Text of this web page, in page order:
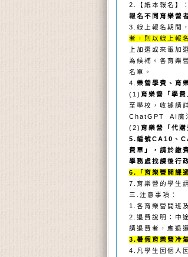
2.
【紙本報名】
報名不同育樂營
3. 線上報名期間
者，則以線上報
上加選或來電加
為候補。各育樂
名單。
4. 樂營學費、育
(1) 育樂營「學費
至學校，收據請
ChatGPT AI魔
(2) 育樂營「代購
5.編號CA10、
費單」，請於繳
學務處找課後行
6.
「育樂營開
7. 育樂營的學生
三.注意事項：
1. 各育樂營開班
2. 退費說明：中
請退費者，應退
3.暑假育樂營冷
4. 凡學生因個人